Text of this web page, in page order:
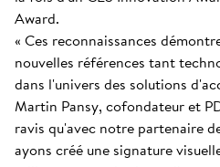
Award.
« Ces reconnaissances
nouvelles références tant
dans l'univers des solutions
Martin Pansy, cofondateur et
ravis qu'avec notre partenaire
ayons créé une signature